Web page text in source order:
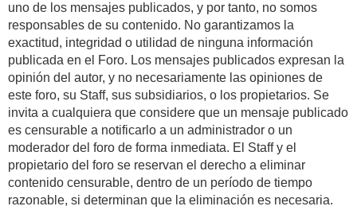
uno de los mensajes publicados, y por tanto, no somos
responsables de su contenido. No garantizamos la
exactitud, integridad o utilidad de ninguna información
publicada en el Foro. Los mensajes publicados expresan la
opinión del autor, y no necesariamente las opiniones de
este foro, su Staff, sus subsidiarios, o los propietarios. Se
invita a cualquiera que considere que un mensaje publicado
es censurable a notificarlo a un administrador o un
moderador del foro de forma inmediata. El Staff y el
propietario del foro se reservan el derecho a eliminar
contenido censurable, dentro de un período de tiempo
razonable, si determinan que la eliminación es necesaria.